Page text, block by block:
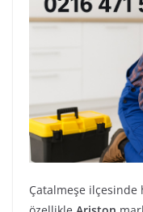
Çatalmeşe